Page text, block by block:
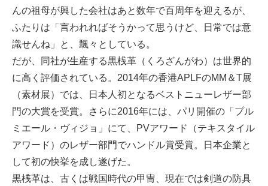
んの祖母が興した会社はあと数年で百周年を迎えるが、
ふたりは「言われればそうかって思うけど、日常では意
識せんね」と、飄々としている。
だが、同社が生産する黒桟革（くろざんがわ）は世界的
に高く評価されている。2014年の香港APLFのMM＆T展
（素材展）では、日本人初となるベストニューレザー部
門の大賞を受賞。さらに2016年には、パリ開催の「プル
ミエール・ヴィジョ」にて、PVアワード（テキスタイル
アワード）のレザー部門でハンドル賞受賞。日本企業と
して初の快挙を成し遂げた。
黒桟革は、古くは戦国時代の甲冑、現在では剣道の防具